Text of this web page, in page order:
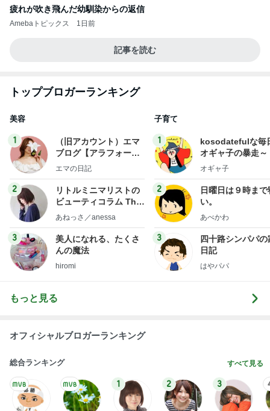
疲れが吹き飛んだ幼馴染からの返信
Amebaトピックス 1日前
記事を読む
トップブロガーランキング
美容
1
（旧アカウント）エマ
ブログ【アラフォー会
社売却セカンドライ
エマの日記
2
リトルミニマリストの
ビューティコラム The
little minimalist's bea
あねっさ／anessa
3
美人になれる、たくさ
んの魔法
hiromi
子育て
1
kosodatefulな毎
オギャ子の暴走～
オギャ子
2
日曜日は９時まで
い。
あべかわ
3
四十路シンパパの
日記
はやパパ
もっと見る
オフィシャルブロガーランキング
総合ランキング すべて見る
1 2 3